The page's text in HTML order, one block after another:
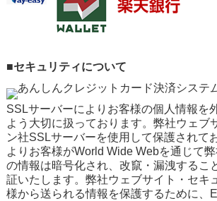
■セキュリティについて
SSLサーバーによりお客様の個人情報を
よう大切に扱っております。弊社ウェブ
ン社SSLサーバーを使用して保護されて
よりお客様がWorld Wide Webを通じて
の情報は暗号化され、改竄・漏洩するこ
証いたします。弊社ウェブサイト・セキ
様から送られる情報を保護するために、